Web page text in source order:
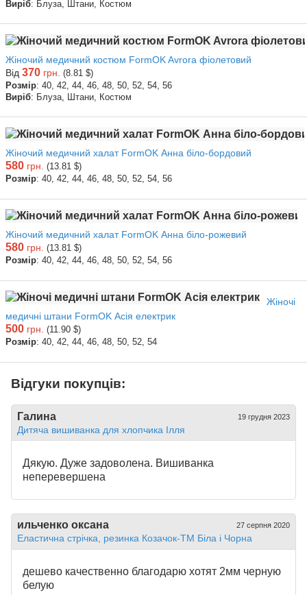
Виріб: Блуза, Штани, Костюм
Жіночий медичний костюм FormOK Avrora фіолетовий
Від 370 грн. (8.81 $)
Розмір: 40, 42, 44, 46, 48, 50, 52, 54, 56
Виріб: Блуза, Штани, Костюм
Жіночий медичний халат FormOK Анна біло-бордовий
580 грн. (13.81 $)
Розмір: 40, 42, 44, 46, 48, 50, 52, 54, 56
Жіночий медичний халат FormOK Анна біло-рожевий
580 грн. (13.81 $)
Розмір: 40, 42, 44, 46, 48, 50, 52, 54, 56
Жіночі
медичні штани FormOK Асія електрик
500 грн. (11.90 $)
Розмір: 40, 42, 44, 46, 48, 50, 52, 54
Відгуки покупців:
Галина 19 грудня 2023
Дитяча вишиванка для хлопчика Ілля
Дякую. Дуже задоволена. Вишиванка
неперевершена
ильченко оксана 27 серпня 2020
Еластична стрічка, резинка Козачок-ТМ Біла і Чорна
дешево качественно благодарю хотят 2мм черную
белую